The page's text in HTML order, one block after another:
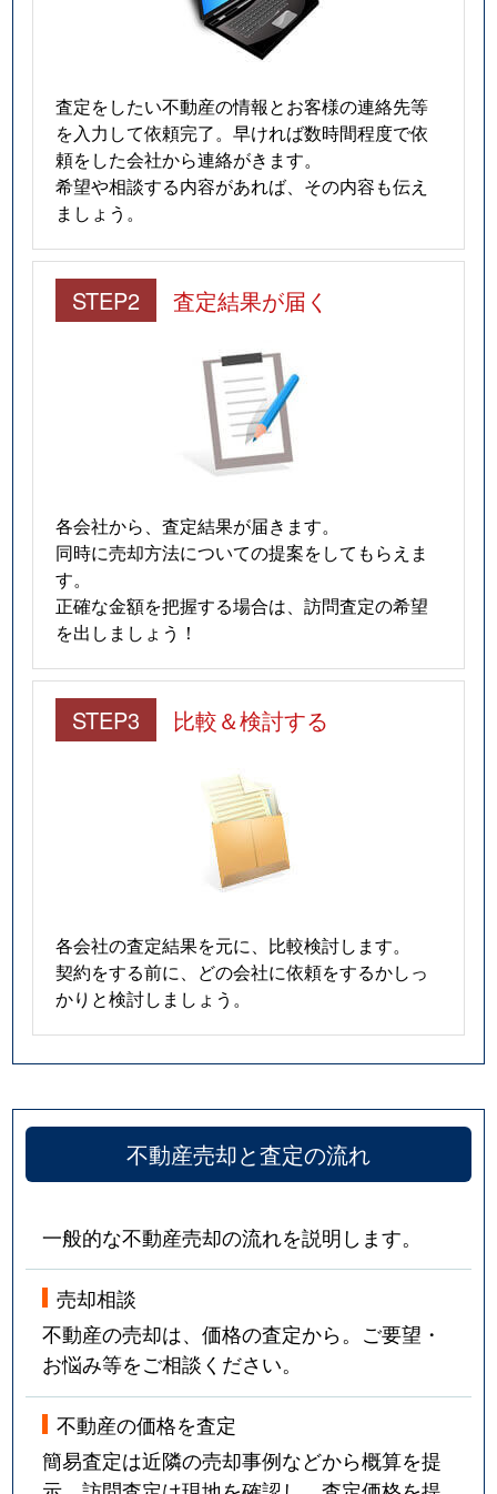
査定をしたい不動産の情報とお客様の連絡先等
を入力して依頼完了。早ければ数時間程度で依
頼をした会社から連絡がきます。
希望や相談する内容があれば、その内容も伝え
ましょう。
STEP2 査定結果が届く
各会社から、査定結果が届きます。
同時に売却方法についての提案をしてもらえま
す。
正確な金額を把握する場合は、訪問査定の希望
を出しましょう！
STEP3 比較＆検討する
各会社の査定結果を元に、比較検討します。
契約をする前に、どの会社に依頼をするかしっ
かりと検討しましょう。
不動産売却と査定の流れ
一般的な不動産売却の流れを説明します。
売却相談
不動産の売却は、価格の査定から。ご要望・
お悩み等をご相談ください。
不動産の価格を査定
簡易査定は近隣の売却事例などから概算を提